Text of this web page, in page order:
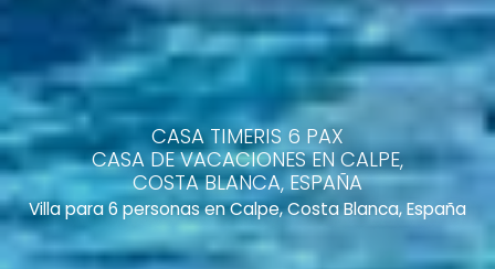
CASA TIMERIS 6 PAX
CASA DE VACACIONES EN CALPE,
COSTA BLANCA, ESPAÑA
Villa para 6 personas en Calpe, Costa Blanca, España